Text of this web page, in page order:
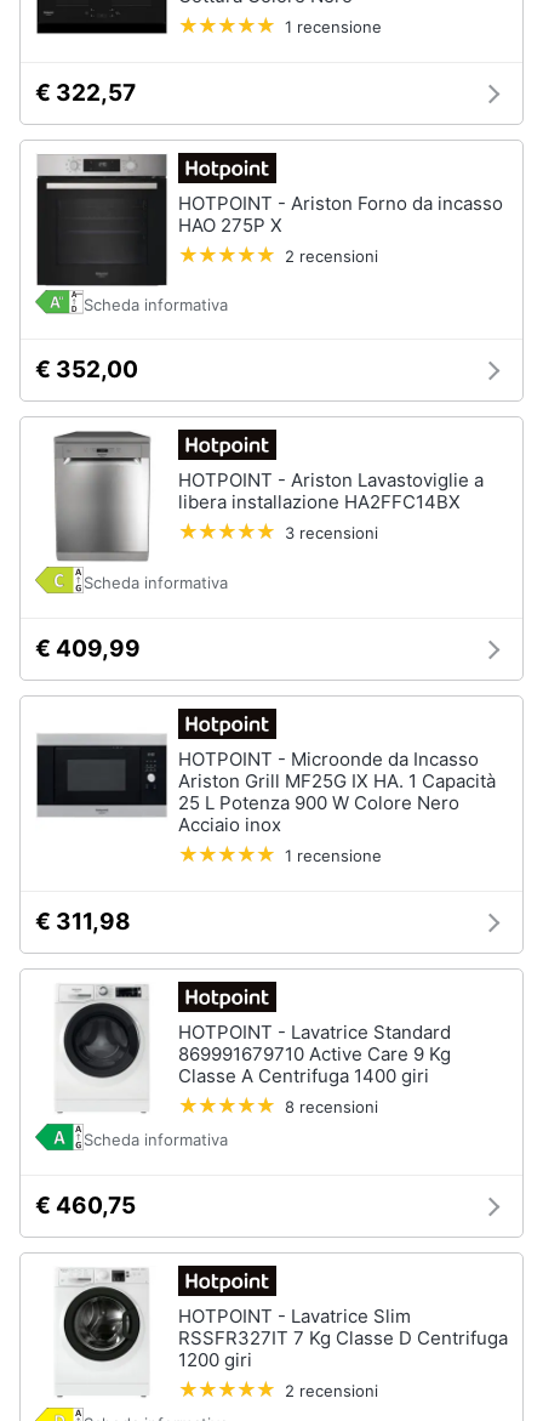
Festività
e
ricorrenze
Servizi
Assistenza
clienti
Esci
1 recensione
€ 322,57
HOTPOINT - Ariston Forno da incasso
HAO 275P X
2 recensioni
Scheda informativa
€ 352,00
HOTPOINT - Ariston Lavastoviglie a
libera installazione HA2FFC14BX
3 recensioni
Scheda informativa
€ 409,99
HOTPOINT - Microonde da Incasso
Ariston Grill MF25G IX HA. 1 Capacità
25 L Potenza 900 W Colore Nero
Acciaio inox
1 recensione
€ 311,98
HOTPOINT - Lavatrice Standard
869991679710 Active Care 9 Kg
Classe A Centrifuga 1400 giri
8 recensioni
Scheda informativa
€ 460,75
HOTPOINT - Lavatrice Slim
RSSFR327IT 7 Kg Classe D Centrifuga
1200 giri
2 recensioni